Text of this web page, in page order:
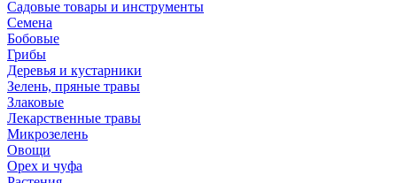
Садовые товары и инструменты
Семена
Бобовые
Грибы
Деревья и кустарники
Зелень, пряные травы
Злаковые
Лекарственные травы
Микрозелень
Овощи
Орех и чуфа